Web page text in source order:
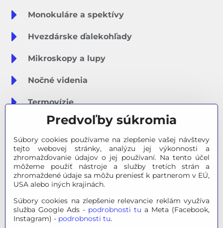
Monokuláre a spektívy
Hvezdárske ďalekohľady
Mikroskopy a lupy
Nočné videnia
Termovízie
Meteostanice
Značky
Výpredaj
Tipy na darčeky
Poradňa - Ako si vybrať
Predvoľby súkromia
Súbory cookies používame na zlepšenie vašej návštevy
tejto webovej stránky, analýzu jej výkonnosti a
zhromažďovanie údajov o jej používaní. Na tento účel
môžeme použiť nástroje a služby tretích strán a
zhromaždené údaje sa môžu preniesť k partnerom v EÚ,
USA alebo iných krajinách.
Súbory cookies na zlepšenie relevancie reklám využíva
služba Google Ads - podrobnosti tu a Meta (Facebook,
Instagram) - podrobnosti tu.